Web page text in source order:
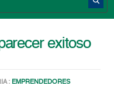
exitoso
: EMPRENDEDORES